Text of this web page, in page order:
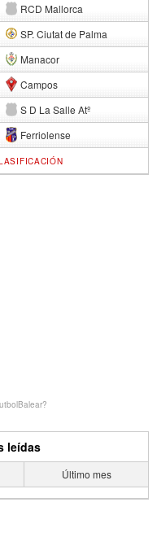
RCD Mallorca
SP. Ciutat de Palma
Manacor
Campos
S D La Salle Atº
Ferriolense
leídas
Último mes